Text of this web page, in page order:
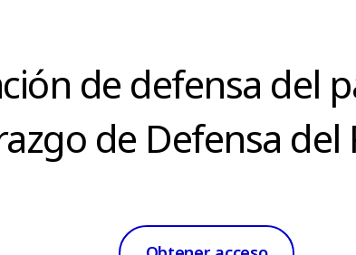
de defensa del
de Defensa del